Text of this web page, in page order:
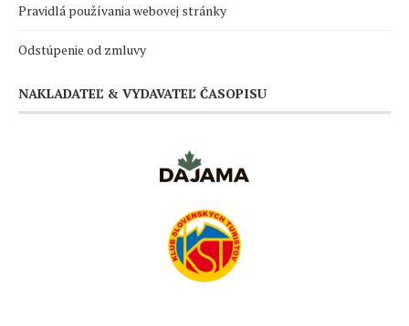
Pravidlá používania webovej stránky
Odstúpenie od zmluvy
NAKLADATEĽ & VYDAVATEĽ ČASOPISU